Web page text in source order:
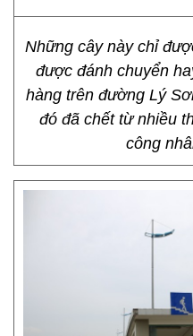
Những cây này chỉ
được đánh chuyển
hàng trên đường Lý
đó đã chết từ nhiều
công